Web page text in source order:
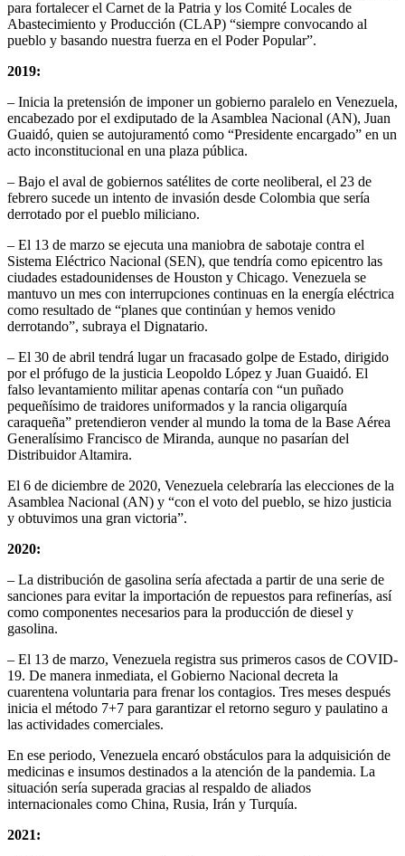
para fortalecer el Carnet de la Patria y los Comité Locales de
Abastecimiento y Producción (CLAP) “siempre convocando al
pueblo y basando nuestra fuerza en el Poder Popular”.
2019:
– Inicia la pretensión de imponer un gobierno paralelo en Venezuela,
encabezado por el exdiputado de la Asamblea Nacional (AN), Juan
Guaidó, quien se autojuramentó como “Presidente encargado” en un
acto inconstitucional en una plaza pública.
– Bajo el aval de gobiernos satélites de corte neoliberal, el 23 de
febrero sucede un intento de invasión desde Colombia que sería
derrotado por el pueblo miliciano.
– El 13 de marzo se ejecuta una maniobra de sabotaje contra el
Sistema Eléctrico Nacional (SEN), que tendría como epicentro las
ciudades estadounidenses de Houston y Chicago. Venezuela se
mantuvo un mes con interrupciones continuas en la energía eléctrica
como resultado de “planes que continúan y hemos venido
derrotando”, subraya el Dignatario.
– El 30 de abril tendrá lugar un fracasado golpe de Estado, dirigido
por el prófugo de la justicia Leopoldo López y Juan Guaidó. El
falso levantamiento militar apenas contaría con “un puñado
pequeñísimo de traidores uniformados y la rancia oligarquía
caraqueña” pretendieron vender al mundo la toma de la Base Aérea
Generalísimo Francisco de Miranda, aunque no pasarían del
Distribuidor Altamira.
El 6 de diciembre de 2020, Venezuela celebraría las elecciones de la
Asamblea Nacional (AN) y “con el voto del pueblo, se hizo justicia
y obtuvimos una gran victoria”.
2020:
– La distribución de gasolina sería afectada a partir de una serie de
sanciones para evitar la importación de repuestos para refinerías, así
como componentes necesarios para la producción de diesel y
gasolina.
– El 13 de marzo, Venezuela registra sus primeros casos de COVID-
19. De manera inmediata, el Gobierno Nacional decreta la
cuarentena voluntaria para frenar los contagios. Tres meses después
inicia el método 7+7 para garantizar el retorno seguro y paulatino a
las actividades comerciales.
En ese periodo, Venezuela encaró obstáculos para la adquisición de
medicinas e insumos destinados a la atención de la pandemia. La
situación sería superada gracias al respaldo de aliados
internacionales como China, Rusia, Irán y Turquía.
2021: